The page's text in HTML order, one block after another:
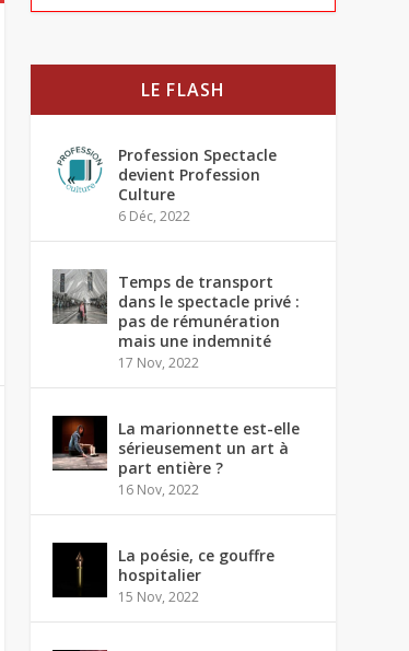
LE FLASH
Profession Spectacle
devient Profession
Culture
6 Déc, 2022
Temps de transport
dans le spectacle privé :
pas de rémunération
mais une indemnité
17 Nov, 2022
La marionnette est-elle
sérieusement un art à
part entière ?
16 Nov, 2022
La poésie, ce gouffre
hospitalier
15 Nov, 2022